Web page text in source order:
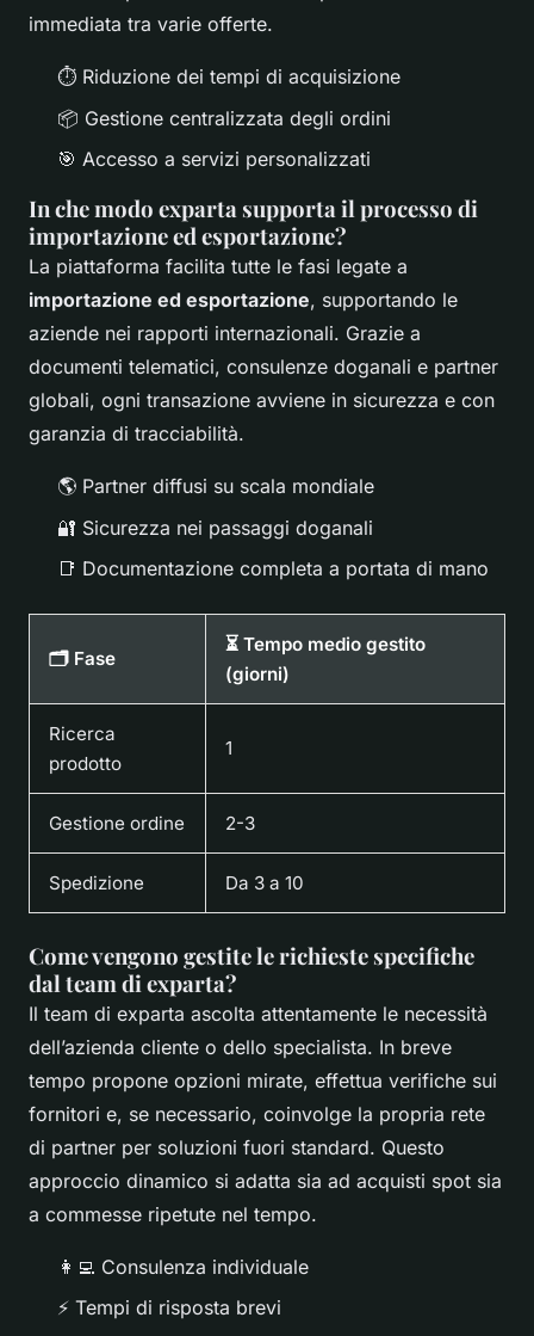
immediata tra varie offerte.
⏱ Riduzione dei tempi di acquisizione
📦 Gestione centralizzata degli ordini
🎯 Accesso a servizi personalizzati
In che modo exparta supporta il processo di
importazione ed esportazione?
La piattaforma facilita tutte le fasi legate a
importazione ed esportazione, supportando le
aziende nei rapporti internazionali. Grazie a
documenti telematici, consulenze doganali e partner
globali, ogni transazione avviene in sicurezza e con
garanzia di tracciabilità.
🌎 Partner diffusi su scala mondiale
🔐 Sicurezza nei passaggi doganali
📑 Documentazione completa a portata di mano
🗂 Fase
⏳ Tempo medio gestito
(giorni)
Ricerca
prodotto
1
Gestione ordine 2-3
Spedizione Da 3 a 10
Come vengono gestite le richieste specifiche
dal team di exparta?
Il team di exparta ascolta attentamente le necessità
dell’azienda cliente o dello specialista. In breve
tempo propone opzioni mirate, effettua verifiche sui
fornitori e, se necessario, coinvolge la propria rete
di partner per soluzioni fuori standard. Questo
approccio dinamico si adatta sia ad acquisti spot sia
a commesse ripetute nel tempo.
👩‍💻 Consulenza individuale
⚡ Tempi di risposta brevi